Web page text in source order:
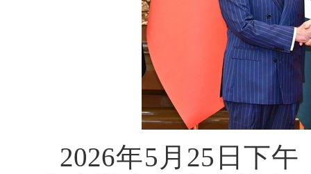
2026年5月25日下